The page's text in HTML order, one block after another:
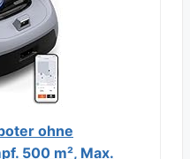
ohne
500 m², Max.